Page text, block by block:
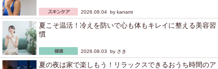
2026.08.04 by kanami
夏こそ温活！冷えを防いで心も体もキレイに整える美容習
慣
2026.08.03 by さき
夏の夜は家で楽しもう！リラックスできるおうち時間のア